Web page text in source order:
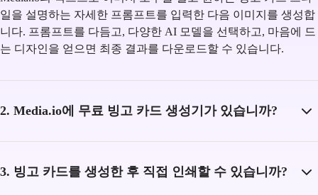
일을 설명하는 자세한 프롬프트를 입력한 다음 이미지를 생성합
니다. 프롬프트를 다듬고, 다양한 AI 모델을 선택하고, 마음에 드
는 디자인을 얻으면 최종 결과를 다운로드할 수 있습니다.
2. Media.io에 무료 빙고 카드 생성기가 있습니까?
3. 빙고 카드를 생성한 후 직접 인쇄할 수 있습니까?